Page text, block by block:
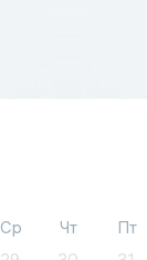
Ср Чт Пт